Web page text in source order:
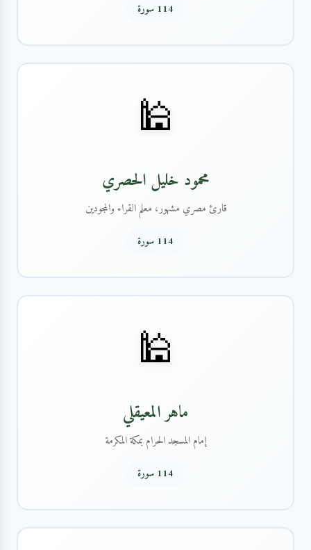
114 سورة
🕌
محمود خليل الحصري
قارئ مصري مشهور، معلم القراء والمجودين
114 سورة
🕌
ماهر المعيقلي
إمام المسجد الحرام بمكة المكرمة
114 سورة